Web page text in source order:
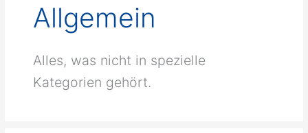
Allgemein
Alles, was nicht in spezielle
Kategorien gehört.